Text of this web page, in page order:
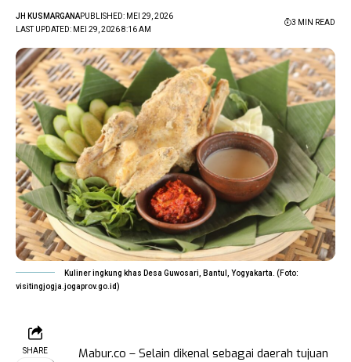
LAST UPDATED: MEI 29, 2026 8:16 AM
JH KUSMARGANAPUBLISHED: MEI 29, 2026
3 MIN READ
Kuliner ingkung khas Desa Guwosari, Bantul, Yogyakarta. (Foto:
visitingjogja.jogaprov.go.id)
SHARE
Mabur.co – Selain dikenal sebagai daerah tujuan